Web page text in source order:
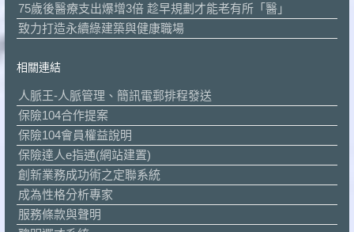
75歲後醫療支出爆增3倍 趁早規劃才能老有所「醫」
致力打造永續綠建築與健康職場
相關連結
人脈王-人脈管理、簡訊電郵排程發送
保險104合作提案
保險104會員權益說明
保險達人e指通(網站建置)
創新業務成功術之定聯系統
成為性格分析專家
服務條款與聲明